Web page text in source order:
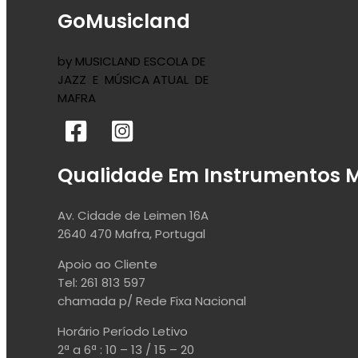
GoMusicland
by MUSICLAND ESCOLA DE
JAZZ E MÚSICA ATUAL DE
MAFRA
Qualidade Em Instrumentos
Av. Cidade de Leimen 16A
2640 470 Mafra, Portugal
Apoio ao Cliente
Tel: 261 813 597
chamada p/ Rede Fixa Nacional
Horário Período Letivo
2ª a 6ª : 10 – 13 / 15 – 20